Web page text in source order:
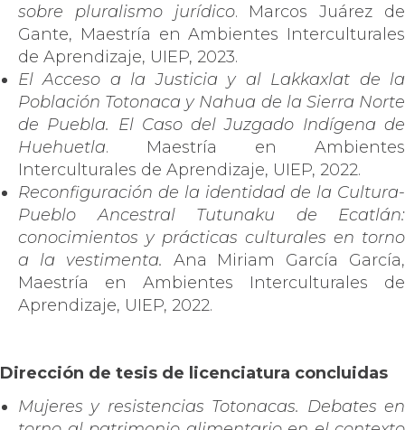
sobre pluralismo jurídico. Marcos Juárez de
Gante, Maestría en Ambientes Interculturales
de Aprendizaje, UIEP, 2023.
El Acceso a la Justicia y al Lakkaxlat de la
Población Totonaca y Nahua de la Sierra Norte
de Puebla. El Caso del Juzgado Indígena de
Huehuetla. Maestría en Ambientes
Interculturales de Aprendizaje, UIEP, 2022.
Reconfiguración de la identidad de la Cultura-
Pueblo Ancestral Tutunaku de Ecatlán:
conocimientos y prácticas culturales en torno
a la vestimenta. Ana Miriam García García,
Maestría en Ambientes Interculturales de
Aprendizaje, UIEP, 2022.
Dirección de tesis de licenciatura concluidas
Mujeres y resistencias Totonacas. Debates en